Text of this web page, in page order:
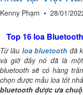
Kenny Phạm • 28/01/
Top 16 loa
Từ lâu loa bluetooth đã
và giờ đây nó đã là
bluetooth sẽ có hàng
chọn được mẫu loa tốt
bluetooth được ưa